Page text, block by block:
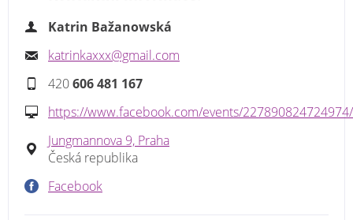
Katrin Bažanowská
katrinkaxxx@gmail.com
420606 481 167
https://www.facebook.com/events/227890824724974/
Jungmannova 9, Praha
Česká republika
Facebook